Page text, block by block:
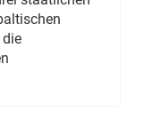
die